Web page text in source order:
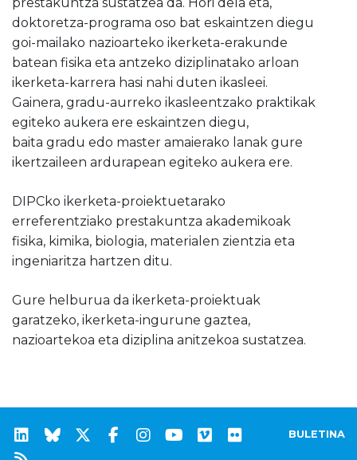
doktoretza-programa oso bat eskaintzen diegu
goi-mailako nazioarteko ikerketa-erakunde
batean fisika eta antzeko diziplinatako arloan
ikerketa-karrera hasi nahi duten ikasleei.
Gainera, gradu-aurreko ikasleentzako praktikak
egiteko aukera ere eskaintzen diegu,
baita gradu edo master amaierako lanak gure
ikertzaileen ardurapean egiteko aukera ere.
DIPCko ikerketa-proiektuetarako
erreferentziako prestakuntza akademikoak
fisika, kimika, biologia, materialen zientzia eta
ingeniaritza hartzen ditu.
Gure helburua da ikerketa-proiektuak
garatzeko, ikerketa-ingurune gaztea,
nazioartekoa eta diziplina anitzekoa sustatzea.
BULETINA